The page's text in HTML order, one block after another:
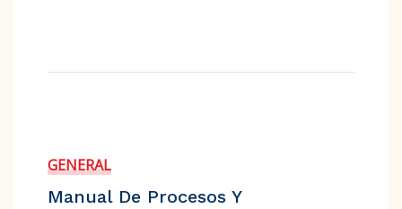
GENERAL
Manual De Procesos Y